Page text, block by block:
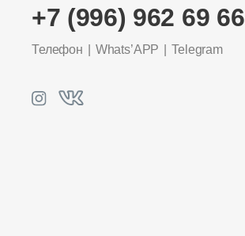
+7 (996) 962 69 66
Телефон Whats’APP Telegram